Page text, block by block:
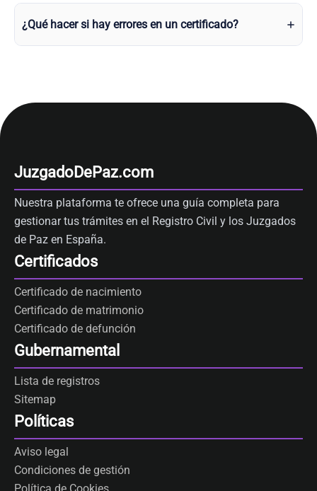
¿Qué hacer si hay errores en un certificado?
JuzgadoDePaz.com
Nuestra plataforma te ofrece una guía completa para
gestionar tus trámites en el Registro Civil y los Juzgados
de Paz en España.
Certificados
Certificado de nacimiento
Certificado de matrimonio
Certificado de defunción
Gubernamental
Lista de registros
Sitemap
Políticas
Aviso legal
Condiciones de gestión